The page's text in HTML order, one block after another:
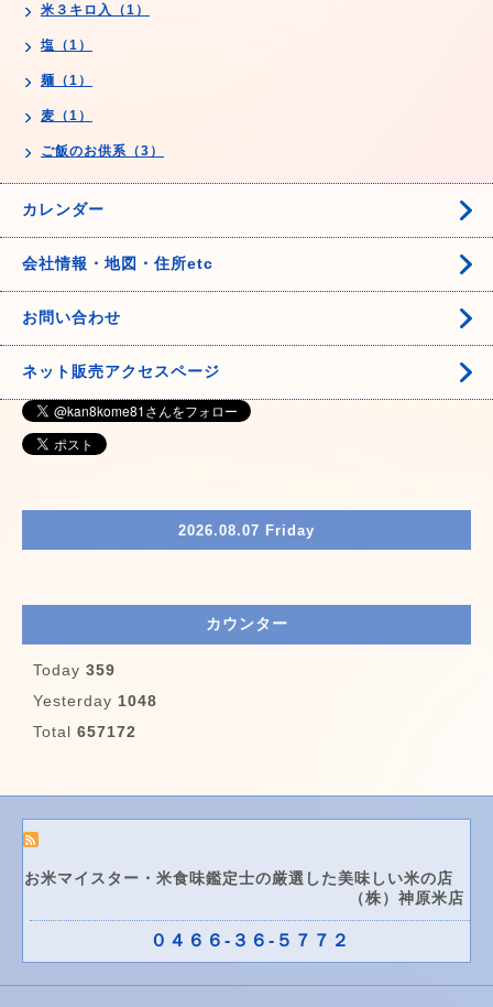
米３キロ入（1）
塩（1）
麺（1）
麦（1）
ご飯のお供系（3）
カレンダー
会社情報・地図・住所etc
お問い合わせ
ネット販売アクセスページ
2026.08.07 Friday
カウンター
Today 359
Yesterday 1048
Total 657172
お米マイスター・米食味鑑定士の厳選した美味しい米の店
（株）神原米店
０４６６-３６-５７７２